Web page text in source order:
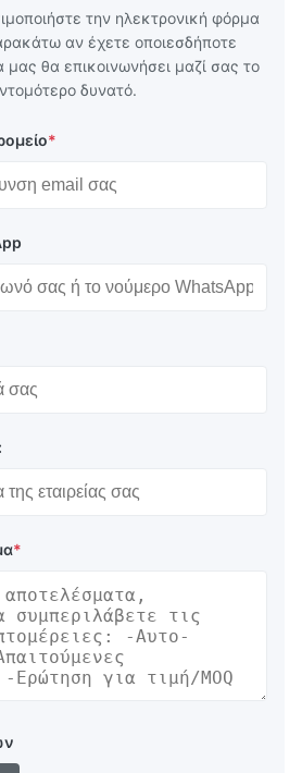
την ηλεκτρονική φόρμα
αν έχετε οποιεσδήποτε
θα επικοινωνήσει μαζί σας το
δυνατό.
*
*